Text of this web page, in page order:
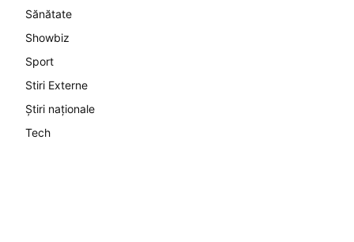
Sănătate
Showbiz
Sport
Stiri Externe
Știri naționale
Tech